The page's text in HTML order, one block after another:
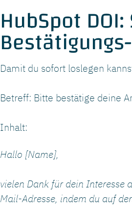
HubSpot
Damit du sofort loslegen
Betreff: Bitte bestätige deine
Inhalt:
Hallo [Name],
vielen Dank für dein Interesse
Mail-Adresse, indem du auf